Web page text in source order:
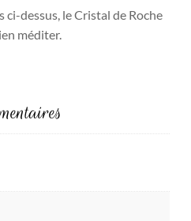
ci-dessus, le Cristal de Roche
méditer.